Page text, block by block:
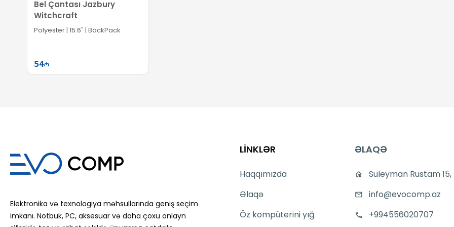
Bel Çantası Jazbury
Witchcraft
Polyester | 15.6" | BackPack
54
Elektronika və texnologiya məhsullarında geniş seçim
imkanı. Notbuk, PC, aksesuar və daha çoxu onlayn
LİNKLƏR
Haqqımızda
Əlaqə
Öz kompüterini yığ
ƏLAQƏ
Suleyman Rustam 15,
info@evocomp.az
+994556020707